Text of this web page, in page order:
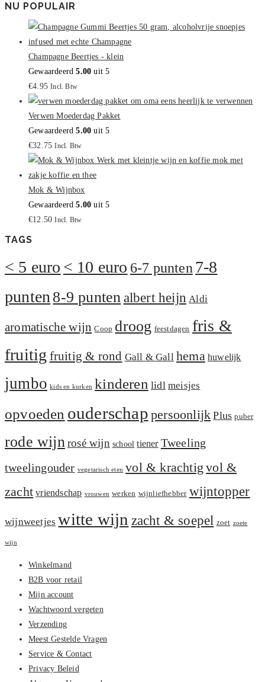
NU POPULAIR
Champagne Beertjes - klein
Gewaardeerd5.00 uit 5
€4.95 Incl. Btw
Verwen Moederdag Pakket
Gewaardeerd5.00 uit 5
€32.75 Incl. Btw
Mok & Wijnbox
Gewaardeerd5.00 uit 5
€12.50 Incl. Btw
TAGS
< 5 euro < 10 euro 6-7 punten7-8
punten8-9 puntenalbert heijn Aldi
aromatische wijn Coop droog feestdagen fris &
fruitig fruitig & rond Gall & Gall hema huwelijk
jumbo kids en kurken kinderen lidl meisjes
opvoeden ouderschap persoonlijk Plus puber
rode wijn rosé wijn school tiener Tweeling
tweelingouder vegetarisch eten vol & krachtig vol &
zacht vriendschap vrouwen werken wijnliefhebber wijntopper
wijnweetjes witte wijn zacht & soepel zoet zoete
wijn
Winkelmand
B2B voor retail
Mijn account
Wachtwoord vergeten
Verzending
Meest Gestelde Vragen
Service & Contact
Privacy Beleid